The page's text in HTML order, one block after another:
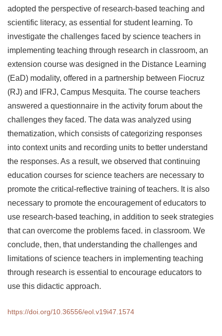
adopted the perspective of research-based teaching and
scientific literacy, as essential for student learning. To
investigate the challenges faced by science teachers in
implementing teaching through research in classroom, an
extension course was designed in the Distance Learning
(EaD) modality, offered in a partnership between Fiocruz
(RJ) and IFRJ, Campus Mesquita. The course teachers
answered a questionnaire in the activity forum about the
challenges they faced. The data was analyzed using
thematization, which consists of categorizing responses
into context units and recording units to better understand
the responses. As a result, we observed that continuing
education courses for science teachers are necessary to
promote the critical-reflective training of teachers. It is also
necessary to promote the encouragement of educators to
use research-based teaching, in addition to seek strategies
that can overcome the problems faced. in classroom. We
conclude, then, that understanding the challenges and
limitations of science teachers in implementing teaching
through research is essential to encourage educators to
use this didactic approach.
https://doi.org/10.36556/eol.v19i47.1574